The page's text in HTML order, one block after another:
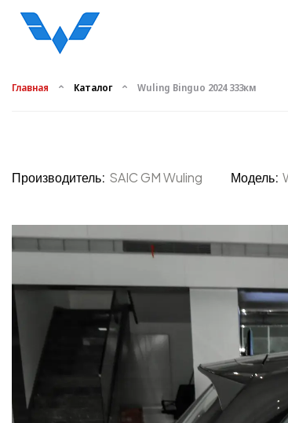
Главная Каталог Wuling Binguo 2024 333км
Производитель: SAIC GM Wuling Модель: